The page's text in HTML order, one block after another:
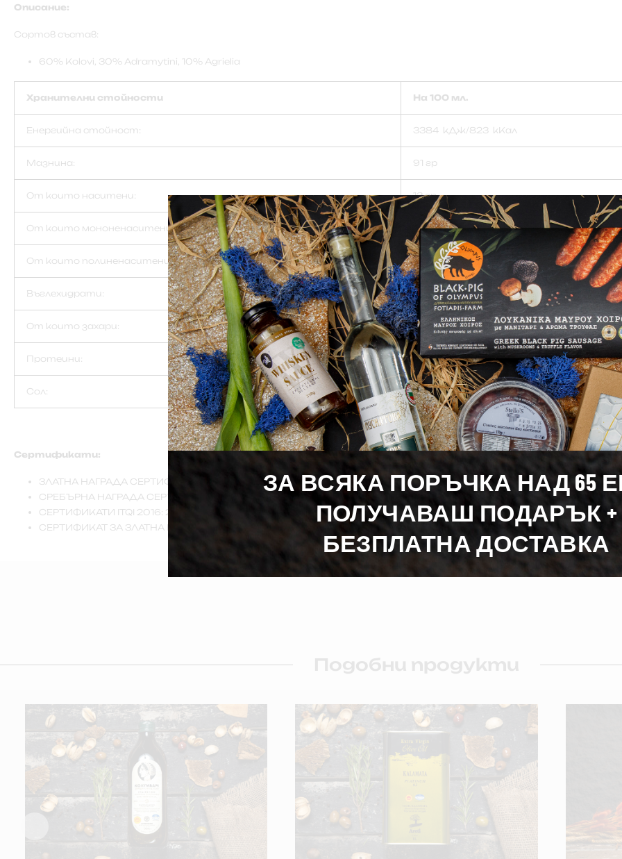
Описание:
Сортов състав:
60% Kolovi, 30% Adramytini, 10% Agrielia
Хранителни стойности На 100 мл.
Енергийна стойност: 3384 кДж/823 кКал
Мазнина: 91 гр
От които наситени: 13 гр
От които мононенаситени: 66 гр
От които полиненаситени: 12 гр
Въглехидрати: 0,0 гр
От които захари: 0,0 гр
Протеини: 0,0 гр
Сол: 0,0 гр
Сертификати:
ЗЛАТНА НАГРАДА СЕРТИФИКАТ ОТ LONDON IOCC 2017 в категория Качество
СРЕБЪРНА НАГРАДА СЕРТИФИКАТ ОТ LONDON IOCC 2016 в категория Качество
СЕРТИФИКАТИ ITQI 2016: 2 ЗЛАТНИ ЗВЕЗДИ в категориите „Качество“ и „Вкус“
СЕРТИФИКАТ ЗА ЗЛАТНА НАГРАДА ОТ TERRAOLIVO 2016 в категория “Качество
ЗА ВСЯКА ПОРЪЧКА НАД 65
ПОЛУЧАВАШ ПОДАРЪК +
БЕЗПЛАТНА ДОСТАВКА